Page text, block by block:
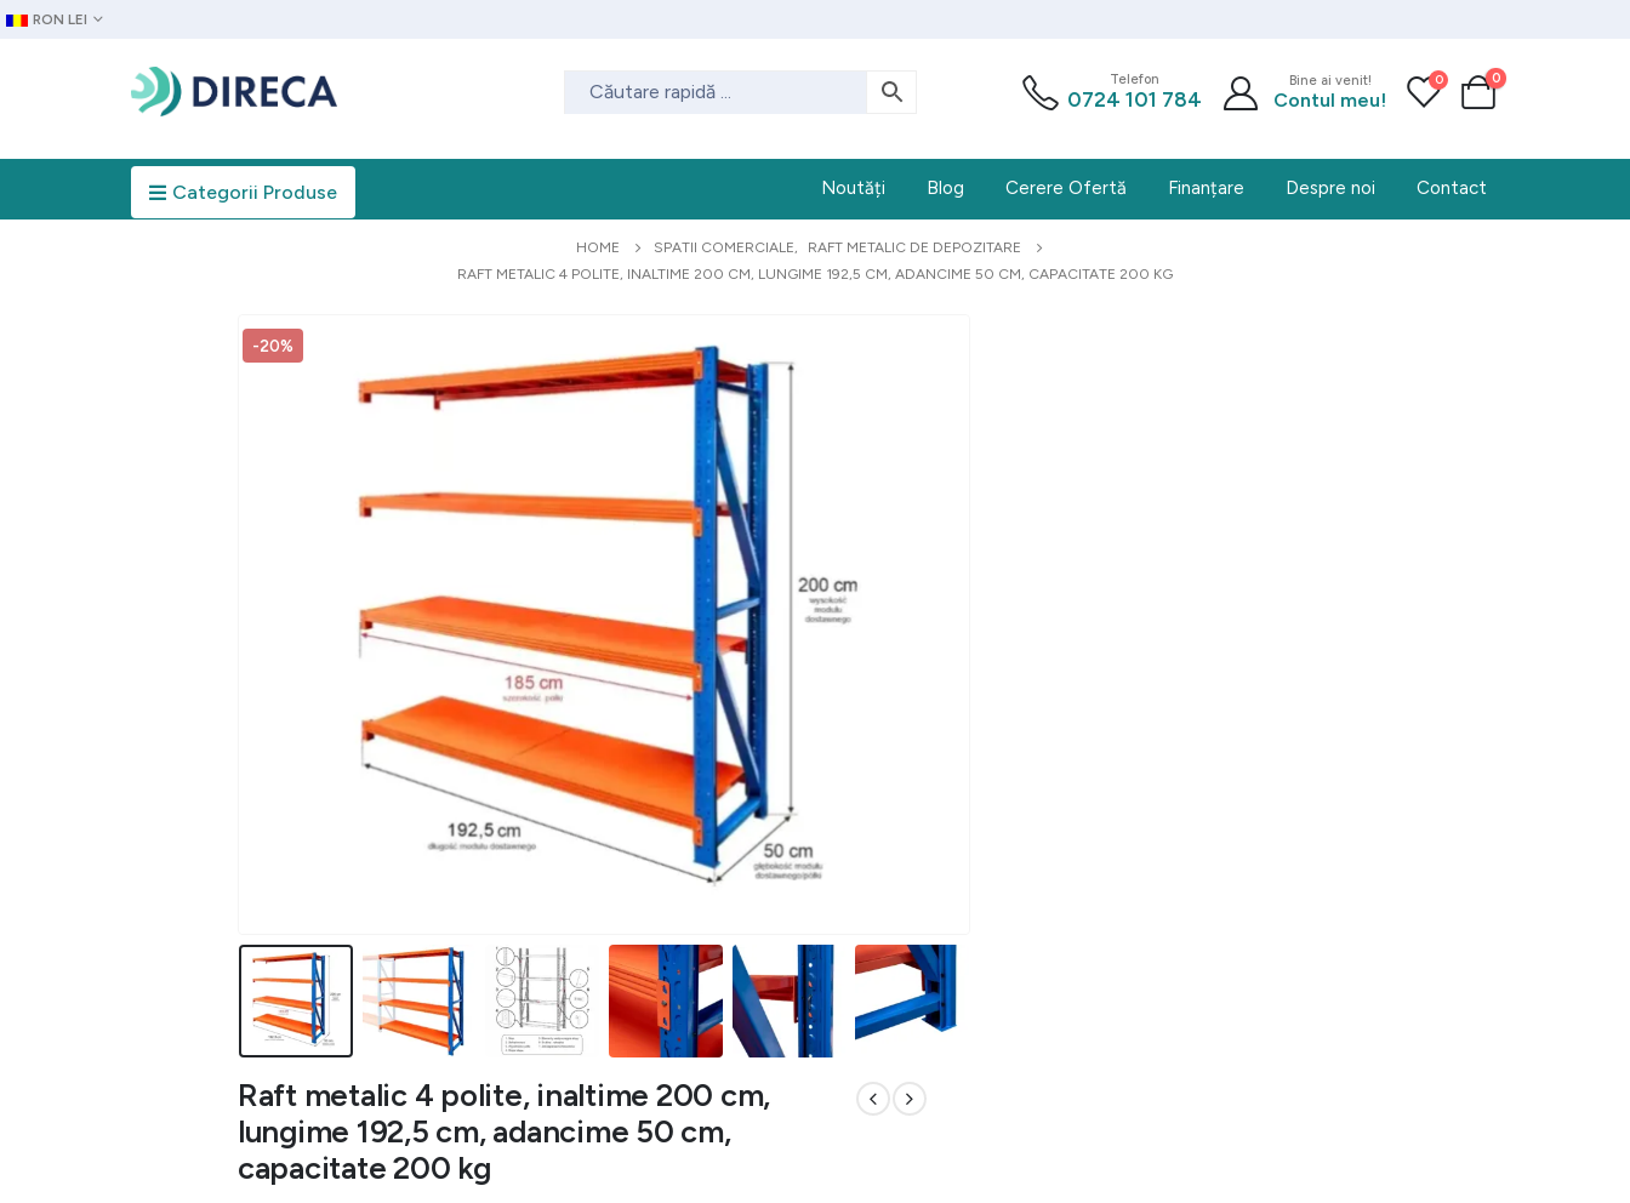
RON LEI
Telefon
0724 101 784
Bine ai venit!
Contul meu!
0 0
Categorii Produse Noutăți Blog Cerere Ofertă Finanțare Despre noi Contact
HOME SPATII COMERCIALE,
RAFT METALIC DE DEPOZITARE
RAFT METALIC 4 POLITE, INALTIME 200 CM, LUNGIME 192,5 CM, ADANCIME 50 CM, CAPACITATE 200 KG
-20%
Raft metalic 4 polite, inaltime 200 cm,
lungime 192,5 cm, adancime 50 cm,
capacitate 200 kg